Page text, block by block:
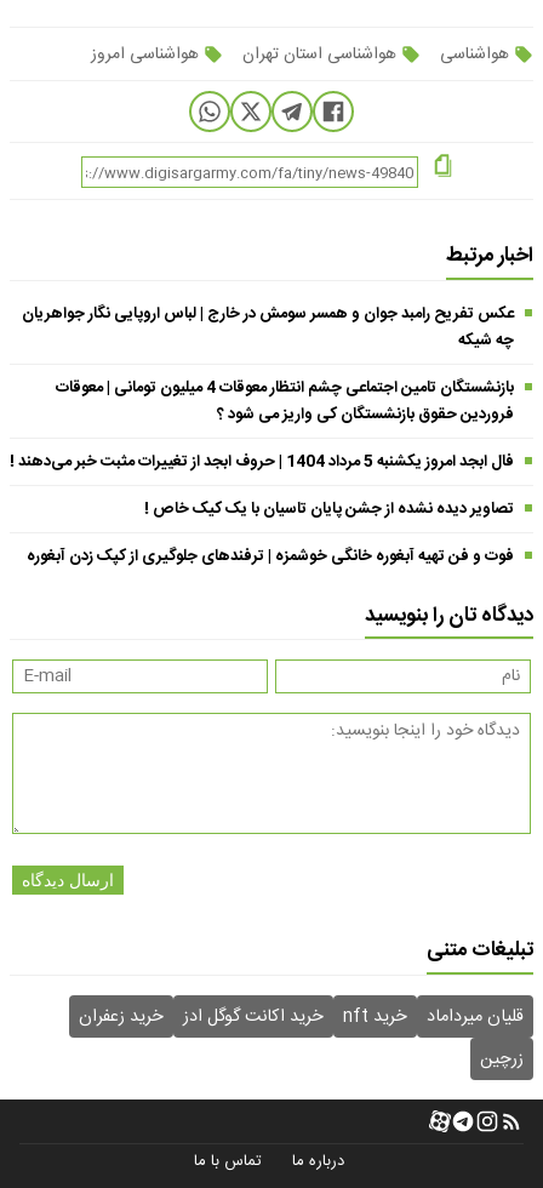
هواشناسی هواشناسی استان تهران هواشناسی امروز
اخبار مرتبط
عکس تفریح رامبد جوان و همسر سومش در خارج | لباس اروپایی نگار جواهریان
چه شیکه
بازنشستگان تامین اجتماعی چشم انتظار معوقات 4 میلیون تومانی | معوقات
فروردین حقوق بازنشستگان کی واریز می شود ؟
فال ابجد امروز یکشنبه 5 مرداد 1404 | حروف ابجد از تغییرات مثبت خبر می‌دهند !
تصاویر دیده نشده از جشن پایان تاسیان با یک کیک خاص !
فوت و فن تهیه آبغوره خانگی خوشمزه | ترفندهای جلوگیری از کپک زدن آبغوره
دیدگاه تان را بنویسید
ارسال دیدگاه
تبلیغات متنی
قلیان میرداماد خرید nft خرید اکانت گوگل ادز
خرید زعفران
زرچین
درباره ما
تماس با ما